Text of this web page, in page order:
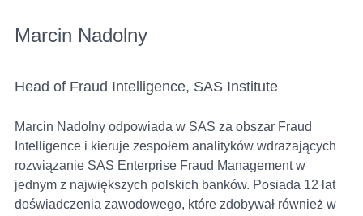
Marcin Nadolny
Head of Fraud Intelligence, SAS Institute
Marcin Nadolny odpowiada w SAS za obszar Fraud
Intelligence i kieruje zespołem analityków wdrażających
rozwiązanie SAS Enterprise Fraud Management w
jednym z największych polskich banków. Posiada 12 lat
doświadczenia zawodowego, które zdobywał również w